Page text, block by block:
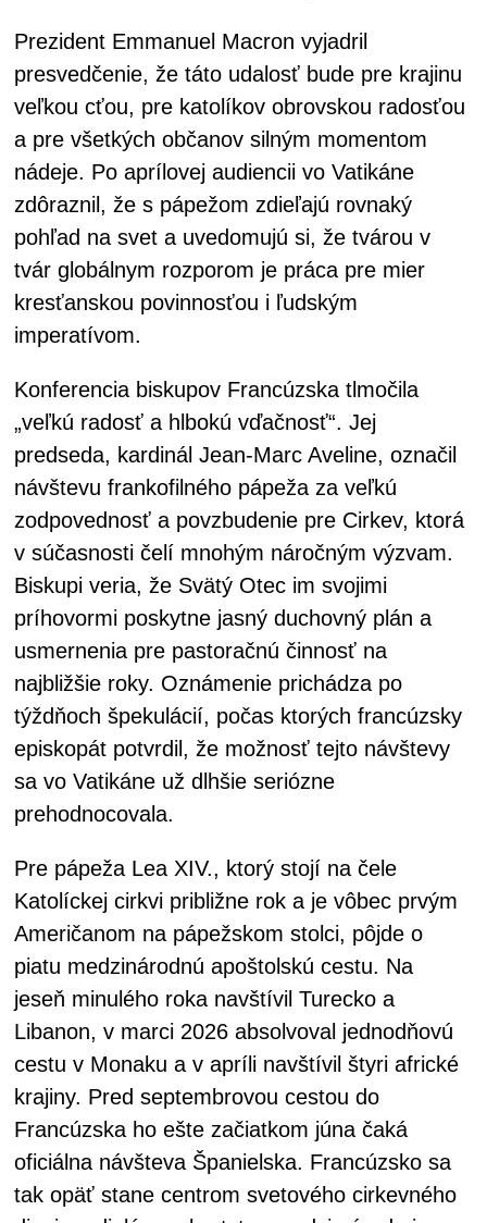
Prezident Emmanuel Macron vyjadril
presvedčenie, že táto udalosť bude pre krajinu
veľkou cťou, pre katolíkov obrovskou radosťou
a pre všetkých občanov silným momentom
nádeje. Po aprílovej audiencii vo Vatikáne
zdôraznil, že s pápežom zdieľajú rovnaký
pohľad na svet a uvedomujú si, že tvárou v
tvár globálnym rozporom je práca pre mier
kresťanskou povinnosťou i ľudským
imperatívom.
Konferencia biskupov Francúzska tlmočila
„veľkú radosť a hlbokú vďačnosť“. Jej
predseda, kardinál Jean-Marc Aveline, označil
návštevu frankofilného pápeža za veľkú
zodpovednosť a povzbudenie pre Cirkev, ktorá
v súčasnosti čelí mnohým náročným výzvam.
Biskupi veria, že Svätý Otec im svojimi
príhovormi poskytne jasný duchovný plán a
usmernenia pre pastoračnú činnosť na
najbližšie roky. Oznámenie prichádza po
týždňoch špekulácií, počas ktorých francúzsky
episkopát potvrdil, že možnosť tejto návštevy
sa vo Vatikáne už dlhšie seriózne
prehodnocovala.
Pre pápeža Lea XIV., ktorý stojí na čele
Katolíckej cirkvi približne rok a je vôbec prvým
Američanom na pápežskom stolci, pôjde o
piatu medzinárodnú apoštolskú cestu. Na
jeseň minulého roka navštívil Turecko a
Libanon, v marci 2026 absolvoval jednodňovú
cestu v Monaku a v apríli navštívil štyri africké
krajiny. Pred septembrovou cestou do
Francúzska ho ešte začiatkom júna čaká
oficiálna návšteva Španielska. Francúzsko sa
tak opäť stane centrom svetového cirkevného